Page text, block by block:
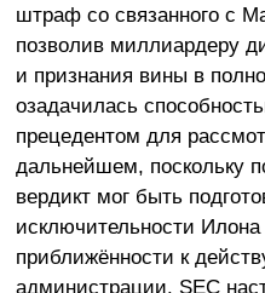
штраф со связанного с
позволив миллиардеру
и признания вины в
озадачилась
прецедентом для
дальнейшем, поскольку
вердикт мог быть
исключительности
приближённости к
администрации. SEC